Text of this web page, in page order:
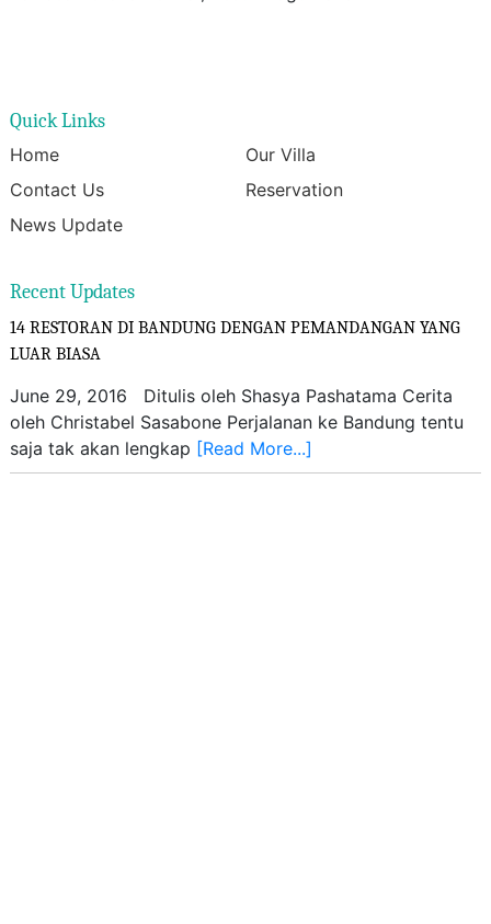
Quick Links
Home
Our Villa
Contact Us
Reservation
News Update
Recent Updates
14 RESTORAN DI BANDUNG DENGAN PEMANDANGAN YANG
LUAR BIASA
June 29, 2016 Ditulis oleh Shasya Pashatama Cerita
oleh Christabel Sasabone Perjalanan ke Bandung tentu
saja tak akan lengkap [Read More...]